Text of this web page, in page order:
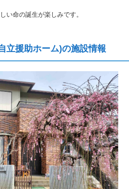
い命の誕生が楽しみです。
立援助ホーム)の施設情報